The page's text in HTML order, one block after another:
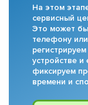
На этом
сервисный
Это может
телефону
устройстве и
фиксируем
времени и